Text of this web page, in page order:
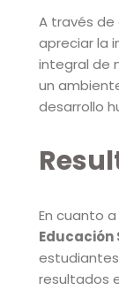
A través
apreciar la
integral de
un
desarrollo
En cuanto a
Educación
resultados